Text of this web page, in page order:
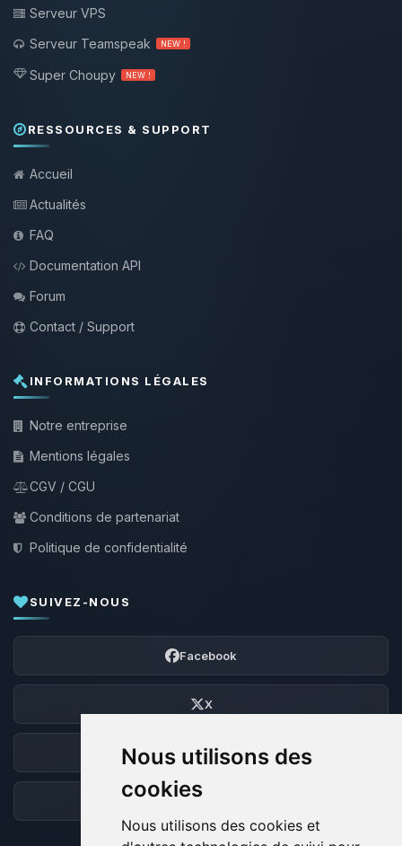
Nous utilisons des
cookies
Nous utilisons des cookies et
Serveur VPS
Serveur Teamspeak
NEW !
Super Choupy NEW !
RESSOURCES & SUPPORT
Accueil
Actualités
FAQ
Documentation API
Forum
Contact / Support
INFORMATIONS LÉGALES
Notre entreprise
Mentions légales
CGV / CGU
Conditions de partenariat
Politique de confidentialité
SUIVEZ-NOUS
Facebook
X
Discord
Forum